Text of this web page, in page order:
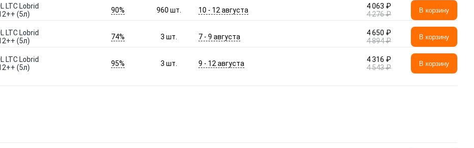
LTC Lobrid
(5л)
90% 960шт. 10 - 12 августа
4 063 ₽
4 276 ₽
В корзину
LTC Lobrid
(5л)
74% 3шт. 7 - 9 августа
4 650 ₽
4 894 ₽
В корзину
LTC Lobrid
(5л)
95% 3шт. 9 - 12 августа
4 316 ₽
4 543 ₽
В корзину